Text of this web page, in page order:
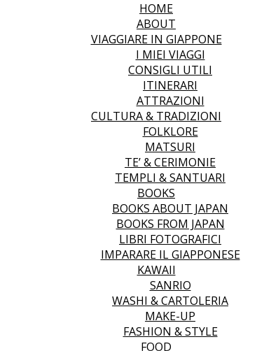
HOME
ABOUT
VIAGGIARE IN GIAPPONE
I MIEI VIAGGI
CONSIGLI UTILI
ITINERARI
ATTRAZIONI
CULTURA & TRADIZIONI
FOLKLORE
MATSURI
TE’ & CERIMONIE
TEMPLI & SANTUARI
BOOKS
BOOKS ABOUT JAPAN
BOOKS FROM JAPAN
LIBRI FOTOGRAFICI
IMPARARE IL GIAPPONESE
KAWAII
SANRIO
WASHI & CARTOLERIA
MAKE-UP
FASHION & STYLE
FOOD